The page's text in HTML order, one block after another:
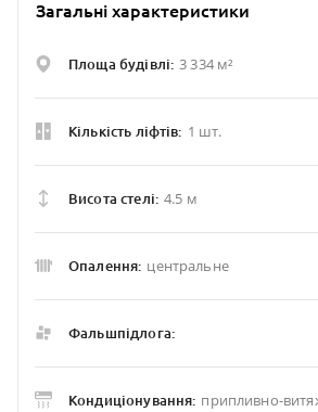
Загальні характеристики
Площа будівлі: 3 334 м²
Кількість ліфтів: 1 шт.
Висота стелі: 4.5 м
Опалення: центральне
Фальшпідлога:
Кондиціонування: припливно-